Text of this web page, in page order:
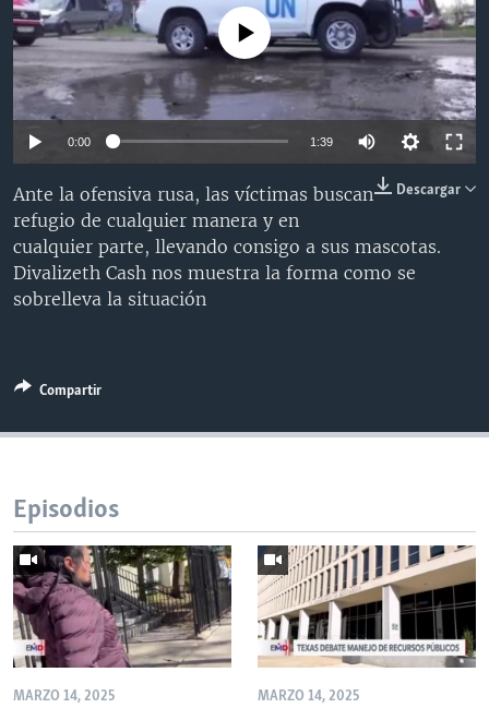
VENEZUELA
NICARAGUA
ECONOMÍA
ENTRETENIMIENTO Y CULTURA
TECNOLOGÍA
DEPORTES
MULTIMEDIA
FOTOGRAFÍA
AUDIOS
PROGRAMAS TV
EL MUNDO AL DÍA
FORO INTERAMERICANO
LAS CLAVES
PANORAMA
RADIO
AVANCE INFORMATIVO
BUENOS DÍAS AMÉRICA
ESTADOS UNIDOS AL DÍA
EL MUNDO AL DÍA [RADIO]
DIRECT
Learning English
SÍGANOS
Idiomas
No media source currently available
0:00 1:39
Descargar
Ante la ofensiva rusa, las víctimas buscan
refugio de cualquier manera y en
cualquier parte, llevando consigo a sus mascotas.
Divalizeth Cash nos muestra la forma como se
sobrelleva la situación
Compartir
Episodios
MARZO 14, 2025 MARZO 14, 2025